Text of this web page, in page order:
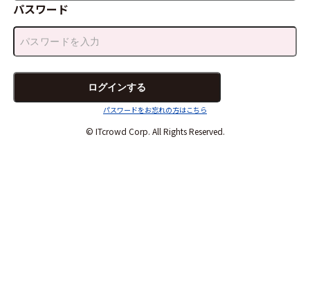
パスワード
パスワードをお忘れの方はこちら
© ITcrowd Corp. All Rights Reserved.